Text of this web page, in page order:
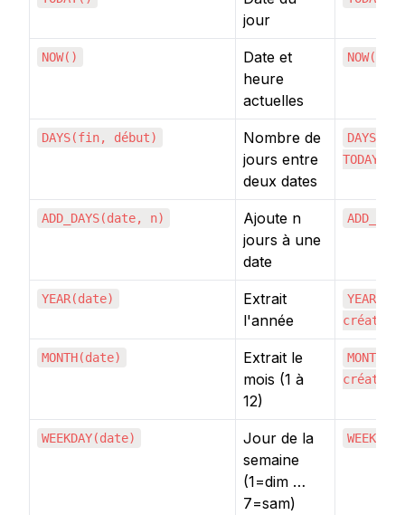
jour
NOW()
Date et
heure
actuelles
NOW()
DAYS(fin, début)
Nombre de
jours entre
deux dates
TODAY())
ADD_DAYS(date, n)
Ajoute n
jours à une
date
YEAR(date)
Extrait
l'année
MONTH(date)
Extrait le
mois (1 à
12)
WEEKDAY(date)
Jour de la
semaine
(1=dim …
7=sam)